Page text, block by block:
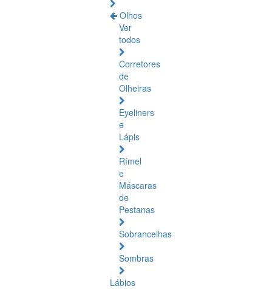
Olhos
Ver
todos
Corretores
de
Olheiras
Eyeliners
e
Lápis
Rímel
e
Máscaras
de
Pestanas
Sobrancelhas
Sombras
Lábios